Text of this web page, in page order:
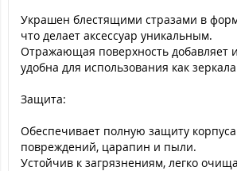
Украшен блестящими стразами в
что делает аксессуар уникальным.
Отражающая поверхность добавляет
удобна для использования как
Защита:
Обеспечивает полную защиту
повреждений, царапин и пыли.
Устойчив к загрязнениям, легко